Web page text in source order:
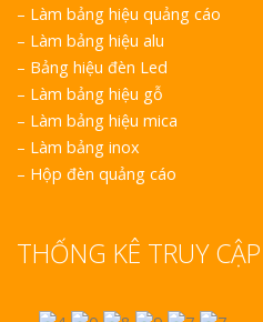
– Làm bảng hiệu quảng cáo
– Làm bảng hiệu alu
– Bảng hiệu đèn Led
– Làm bảng hiệu gỗ
– Làm bảng hiệu mica
– Làm bảng inox
– Hộp đèn quảng cáo
THỐNG KÊ TRUY CẬP